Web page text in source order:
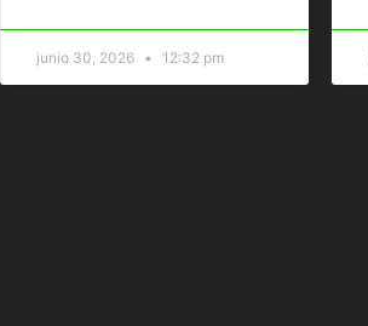
junio 30, 2026 12:32 pm